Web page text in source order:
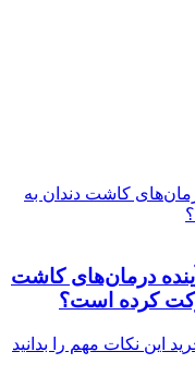
درمان‌های کاشت دندان به
آینده درمان‌های کاشت
کرده است؟